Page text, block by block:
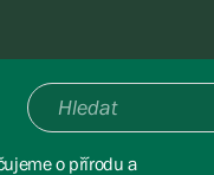
o přírodu a